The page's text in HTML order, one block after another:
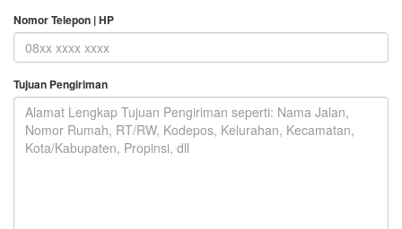
Nomor Telepon | HP
Tujuan Pengiriman